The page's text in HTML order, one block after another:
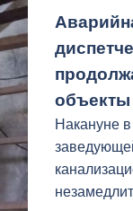
объекты
Накануне